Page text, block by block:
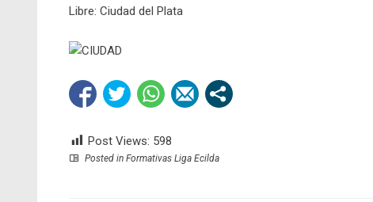
Libre: Ciudad del Plata
Post Views: 598
Posted in Formativas Liga Ecilda